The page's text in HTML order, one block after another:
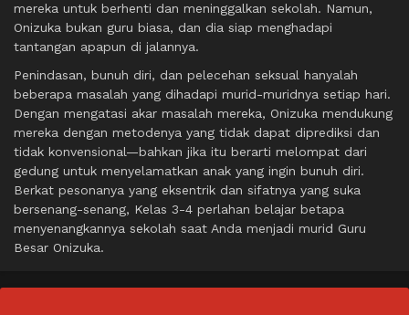
mereka untuk berhenti dan meninggalkan sekolah. Namun,
Onizuka bukan guru biasa, dan dia siap menghadapi
tantangan apapun di jalannya.
Penindasan, bunuh diri, dan pelecehan seksual hanyalah
beberapa masalah yang dihadapi murid-muridnya setiap hari.
Dengan mengatasi akar masalah mereka, Onizuka mendukung
mereka dengan metodenya yang tidak dapat diprediksi dan
tidak konvensional—bahkan jika itu berarti melompat dari
gedung untuk menyelamatkan anak yang ingin bunuh diri.
Berkat pesonanya yang eksentrik dan sifatnya yang suka
bersenang-senang, Kelas 3-4 perlahan belajar betapa
menyenangkannya sekolah saat Anda menjadi murid Guru
Besar Onizuka.